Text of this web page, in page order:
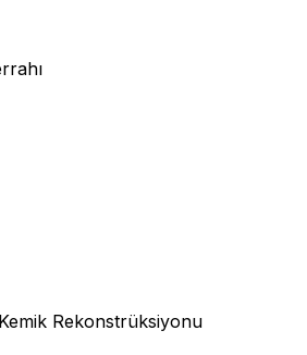
Rekonstrüksiyonu